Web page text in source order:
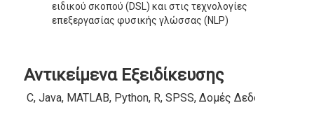
ειδικού σκοπού (DSL) και στις τεχνολογίες
επεξεργασίας φυσικής γλώσσας (NLP)
Αντικείμενα Εξειδίκευσης
C, Java, MATLAB, Python, R, SPSS, Δομές Δεδομένων